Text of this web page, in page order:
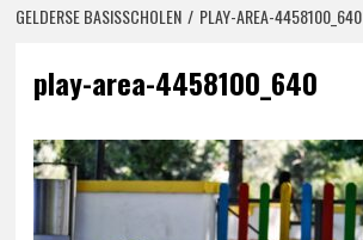
GELDERSE BASISSCHOLEN
PLAY-AREA-4458100_640
play-area-4458100_640